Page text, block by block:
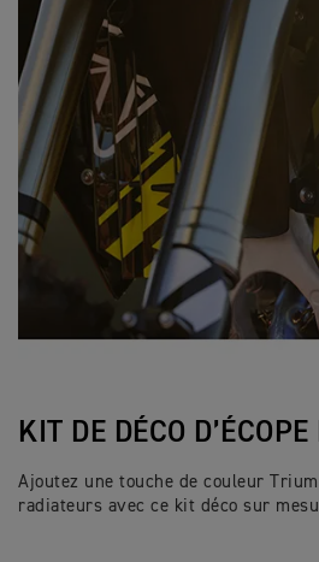
KIT DE DÉCO
Ajoutez une touche de couleur
radiateurs avec ce kit déco sur